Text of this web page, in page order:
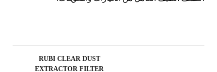
CLUB
حتى 7
نقطة RUBI
BETA VERSION IN ENGLISH
RUBI CLEAR DUST
EXTRACTOR FILTER